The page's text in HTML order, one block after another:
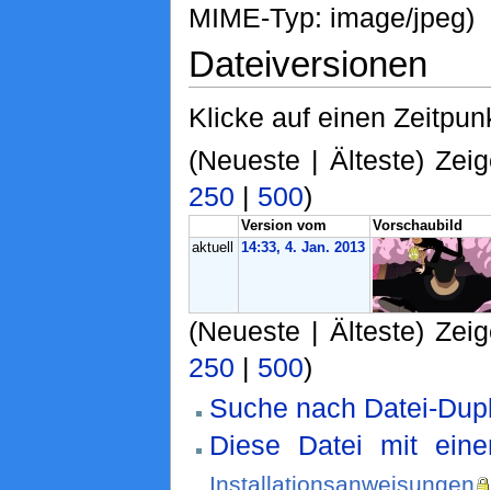
MIME-Typ: image/jpeg)
Dateiversionen
Klicke auf einen
(Neueste | Älteste)
250 | 500)
Version vom
Vorschaubild
aktuell
14:33, 4. Jan. 2013
(Neueste | Älteste)
250 | 500)
Suche nach Datei-
Diese Datei mit
Installationsanweisungen